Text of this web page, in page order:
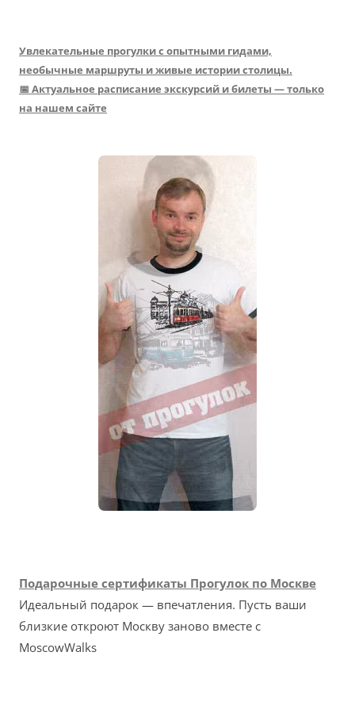
Увлекательные прогулки с опытными гидами,
необычные маршруты и живые истории столицы.
📅 Актуальное расписание экскурсий и билеты — только
на нашем сайте
Подарочные сертификаты Прогулок по Москве
Идеальный подарок — впечатления. Пусть ваши
близкие откроют Москву заново вместе с
MoscowWalks